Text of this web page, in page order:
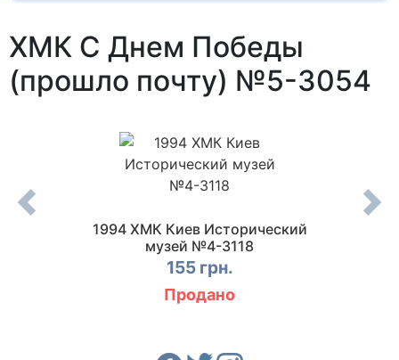
ХМК С Днем Победы
(прошло почту) №5-3054
1994 ХМК Киев Исторический
музей №4-3118
155 грн.
Продано